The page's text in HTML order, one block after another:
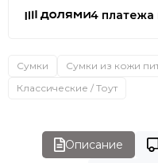
4 платежа
Сумки Сумки из кожи
Классические / Тоут
Описание